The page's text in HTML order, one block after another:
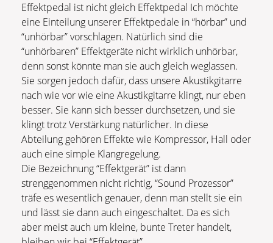
Effektpedal ist nicht gleich Effektpedal Ich möchte
eine Einteilung unserer Effektpedale in “hörbar” und
“unhörbar” vorschlagen. Natürlich sind die
“unhörbaren” Effektgeräte nicht wirklich unhörbar,
denn sonst könnte man sie auch gleich weglassen.
Sie sorgen jedoch dafür, dass unsere Akustikgitarre
nach wie vor wie eine Akustikgitarre klingt, nur eben
besser. Sie kann sich besser durchsetzen, und sie
klingt trotz Verstärkung natürlicher. In diese
Abteilung gehören Effekte wie Kompressor, Hall oder
auch eine simple Klangregelung.
Die Bezeichnung “Effektgerät” ist dann
strenggenommen nicht richtig, “Sound Prozessor”
träfe es wesentlich genauer, denn man stellt sie ein
und lässt sie dann auch eingeschaltet. Da es sich
aber meist auch um kleine, bunte Treter handelt,